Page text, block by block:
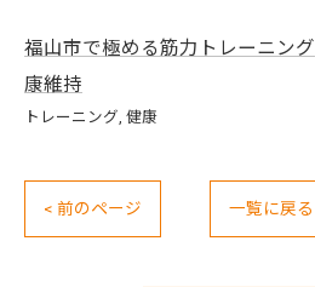
福山市で極める筋力トレーニング
康維持
トレーニング 健康
< 前のページ 一覧に戻る